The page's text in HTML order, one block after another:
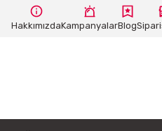
HakkımızdaKampanyalarBlog